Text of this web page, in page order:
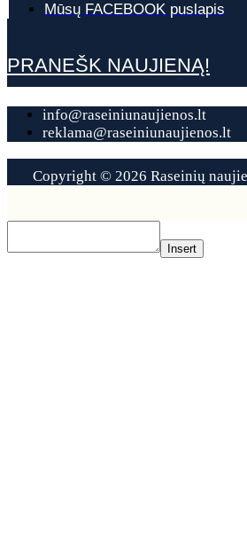
Mūsų FACEBOOK puslapis
PRANEŠK NAUJIENĄ!
info@raseiniunaujienos.lt
reklama@raseiniunaujienos.lt
Copyright © 2026 Raseinių
Contact
Insert